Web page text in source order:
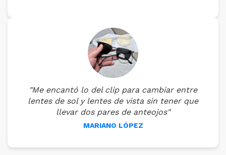
"Me encantó lo del clip para cambiar entre
lentes de sol y lentes de vista sin tener que
llevar dos pares de anteojos"
MARIANO LÓPEZ